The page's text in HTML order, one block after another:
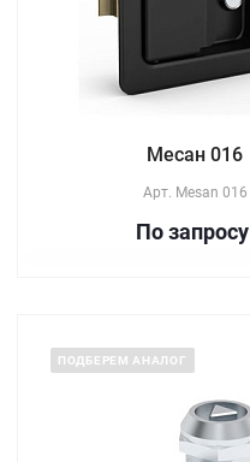
Месан 016
Арт. Mesan 016
По запросу
ПОДБЕРЕМ АНАЛОГ